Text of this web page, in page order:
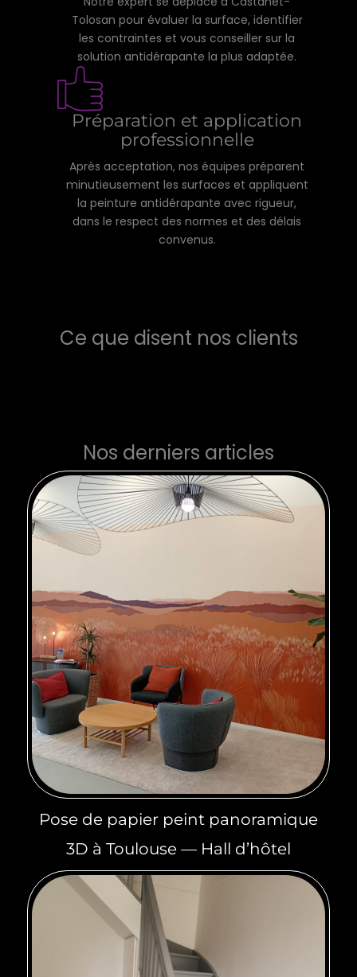
Tolosan pour évaluer la surface, identifier
les contraintes et vous conseiller sur la
solution antidérapante la plus adaptée.
Préparation et application
professionnelle
Après acceptation, nos équipes préparent
minutieusement les surfaces et appliquent
la peinture antidérapante avec rigueur,
dans le respect des normes et des délais
convenus.
Ce que disent nos clients
Nos derniers articles
Pose de papier peint panoramique
3D à Toulouse — Hall d’hôtel